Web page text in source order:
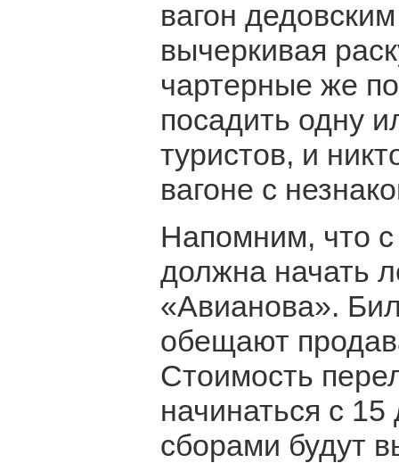
вагон
вычеркивая
чартерные же
посадить одну
туристов, и
вагоне с
Напомним, что
должна начать
«Авианова».
обещают
Стоимость
начинаться с
сборами будут